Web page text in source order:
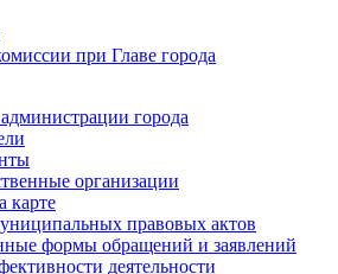
при Главе города
города
организации
карте
правовых актов
формы обращений и заявлений
деятельности